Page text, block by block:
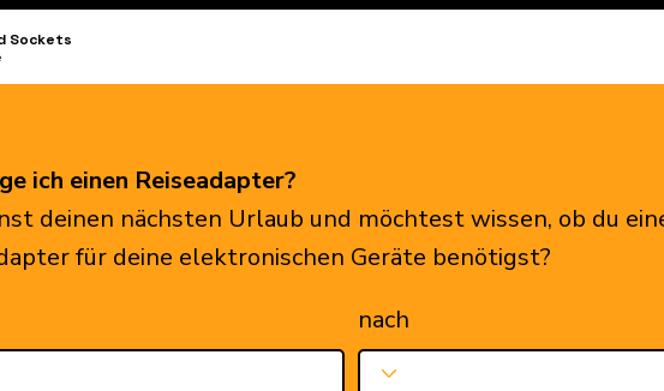
Sockets
ich einen Reiseadapter?
deinen nächsten Urlaub und möchtest wissen, ob du
für deine elektronischen Geräte benötigst?
nach